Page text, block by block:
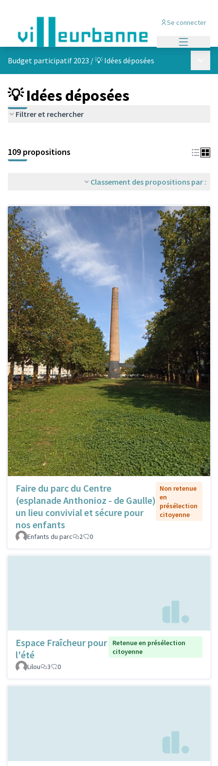
Se connecter
Budget participatif 2023 /💡 Idées déposées
💡 Idées déposées
Filtrer et rechercher
+
−
109 propositions
Classement des propositions par :
Faire du parc du Centre
(esplanade Anthonioz - de Gaulle)
un lieu convivial et sécure pour
nos enfants
Non retenue
en
présélection
citoyenne
Enfants du parc 2 0
Espace Fraîcheur pour
l'été
Retenue en présélection
citoyenne
Lilou
3 0